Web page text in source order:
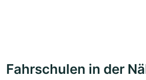
Fahrschulen in der